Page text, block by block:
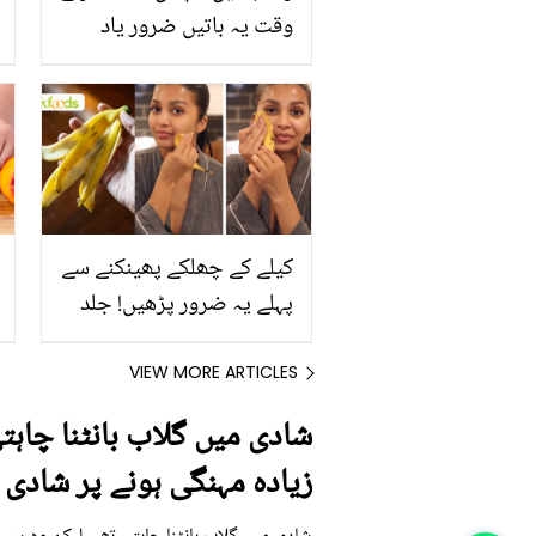
وقت یہ باتیں ضرور یاد
کیلے کے چھلکے پھینکنے سے
پہلے یہ ضرور پڑھیں! جلد
اور قدرتی حل
VIEW MORE ARTICLES
شادی میں گلاب بانٹنا
زیادہ مہنگی ہونے پر